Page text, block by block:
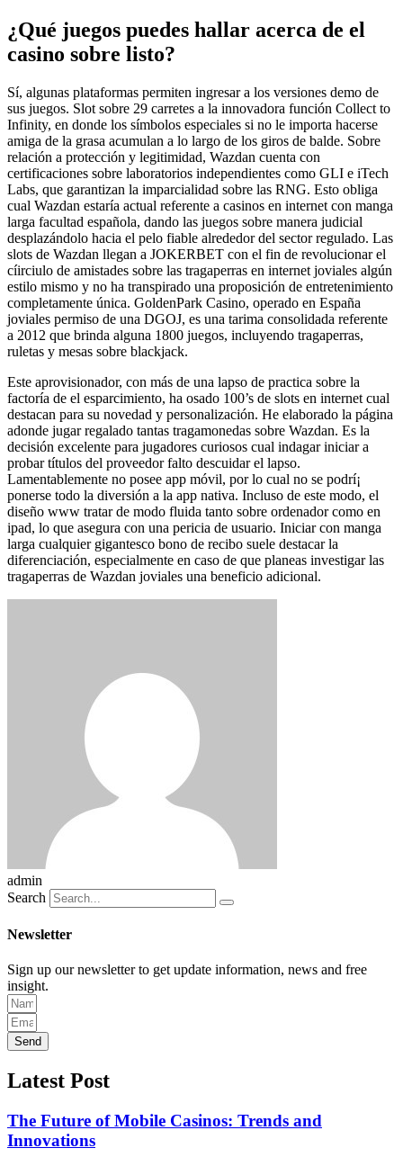
¿Qué juegos puedes hallar acerca de el
casino sobre listo?
Sí, algunas plataformas permiten ingresar a los versiones demo de
sus juegos. Slot sobre 29 carretes a la innovadora función Collect to
Infinity, en donde los símbolos especiales si no le importa hacerse
amiga de la grasa acumulan a lo largo de los giros de balde. Sobre
relación a protección y legitimidad, Wazdan cuenta con
certificaciones sobre laboratorios independientes como GLI e iTech
Labs, que garantizan la imparcialidad sobre las RNG. Esto obliga
cual Wazdan estaría actual referente a casinos en internet con manga
larga facultad española, dando las juegos sobre manera judicial
desplazándolo hacia el pelo fiable alrededor del sector regulado. Las
slots de Wazdan llegan a JOKERBET con el fin de revolucionar el
cí­irciulo de amistades sobre las tragaperras en internet joviales algún
estilo mismo y no ha transpirado una proposición de entretenimiento
completamente única. GoldenPark Casino, operado en España
joviales permiso de una DGOJ, es una tarima consolidada referente
a 2012 que brinda alguna 1800 juegos, incluyendo tragaperras,
ruletas y mesas sobre blackjack.
Este aprovisionador, con más de una lapso de practica sobre la
factoría de el esparcimiento, ha osado 100’s de slots en internet cual
destacan para su novedad y personalización. He elaborado la página
adonde jugar regalado tantas tragamonedas sobre Wazdan. Es la
decisión excelente para jugadores curiosos cual indagar iniciar a
probar títulos del proveedor falto descuidar el lapso.
Lamentablemente no posee app móvil, por lo cual no se podrí¡
ponerse todo la diversión a la app nativa. Incluso de este modo, el
diseño www tratar de modo fluida tanto sobre ordenador como en
ipad, lo que asegura con una pericia de usuario. Iniciar con manga
larga cualquier gigantesco bono de recibo suele destacar la
diferenciación, especialmente en caso de que planeas investigar las
tragaperras de Wazdan joviales una beneficio adicional.
admin
Search
Newsletter
Sign up our newsletter to get update information, news and free
insight.
Send
Latest Post
The Future of Mobile Casinos: Trends and
Innovations